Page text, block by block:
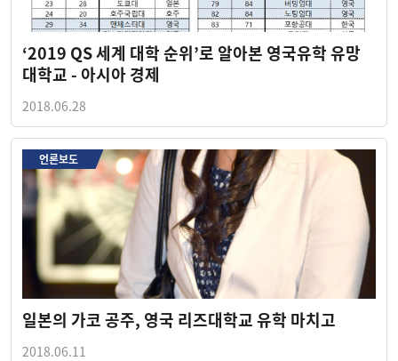
‘2019 QS 세계 대학 순위’로 알아본 영국유학 유망
대학교 - 아시아 경제
2018.06.28
언론보도
일본의 가코 공주, 영국 리즈대학교 유학 마치고
2018.06.11